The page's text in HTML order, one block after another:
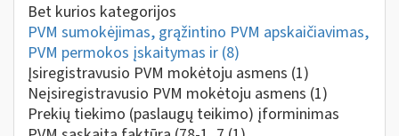
Bet kurios kategorijos
PVM sumokėjimas, grąžintino PVM apskaičiavimas,
PVM permokos įskaitymas ir (8)
Įsiregistravusio PVM mokėtoju asmens (1)
Neįsiregistravusio PVM mokėtoju asmens (1)
Prekių tiekimo (paslaugų teikimo) įforminimas